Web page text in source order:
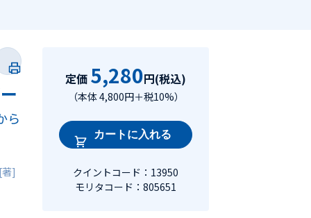
ら
[著]
定価 5,280円(税込)
（本体 4,800円＋税10%）
カートに入れる
クイントコード：13950
モリタコード：805651